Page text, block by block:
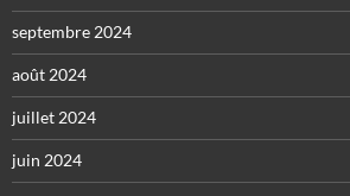
septembre 2024
août 2024
juillet 2024
juin 2024